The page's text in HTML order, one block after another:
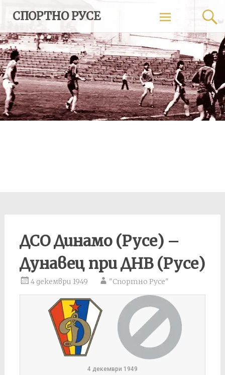
content
СПОРТНО РУСЕ
ДСО Динамо (Русе) –
Дунавец при ДНВ (Русе)
4 декември 1949 "Спортно Русе"
4 декември 1949